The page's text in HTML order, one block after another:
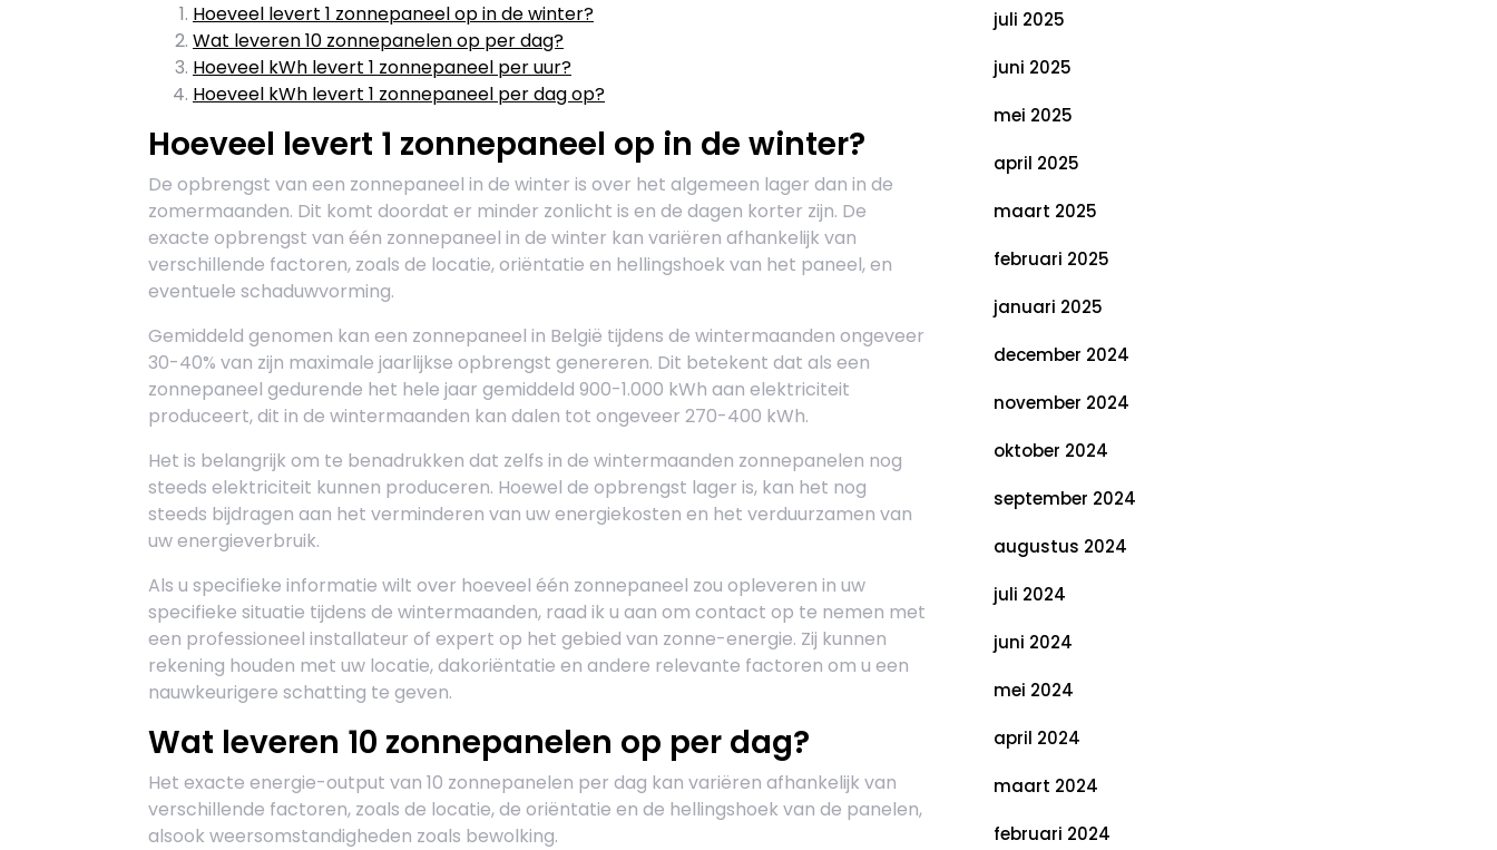
Hoeveel levert 1 zonnepaneel op in de winter?
Wat leveren 10 zonnepanelen op per dag?
Hoeveel kWh levert 1 zonnepaneel per uur?
Hoeveel kWh levert 1 zonnepaneel per dag op?
Hoeveel levert 1 zonnepaneel op in de winter?
De opbrengst van een zonnepaneel in de winter is over het algemeen lager dan in de
zomermaanden. Dit komt doordat er minder zonlicht is en de dagen korter zijn. De
exacte opbrengst van één zonnepaneel in de winter kan variëren afhankelijk van
verschillende factoren, zoals de locatie, oriëntatie en hellingshoek van het paneel, en
eventuele schaduwvorming.
Gemiddeld genomen kan een zonnepaneel in België tijdens de wintermaanden ongeveer
30-40% van zijn maximale jaarlijkse opbrengst genereren. Dit betekent dat als een
zonnepaneel gedurende het hele jaar gemiddeld 900-1.000 kWh aan elektriciteit
produceert, dit in de wintermaanden kan dalen tot ongeveer 270-400 kWh.
Het is belangrijk om te benadrukken dat zelfs in de wintermaanden zonnepanelen nog
steeds elektriciteit kunnen produceren. Hoewel de opbrengst lager is, kan het nog
steeds bijdragen aan het verminderen van uw energiekosten en het verduurzamen van
uw energieverbruik.
Als u specifieke informatie wilt over hoeveel één zonnepaneel zou opleveren in uw
specifieke situatie tijdens de wintermaanden, raad ik u aan om contact op te nemen met
een professioneel installateur of expert op het gebied van zonne-energie. Zij kunnen
rekening houden met uw locatie, dakoriëntatie en andere relevante factoren om u een
nauwkeurigere schatting te geven.
Wat leveren 10 zonnepanelen op per dag?
Het exacte energie-output van 10 zonnepanelen per dag kan variëren afhankelijk van
verschillende factoren, zoals de locatie, de oriëntatie en de hellingshoek van de panelen,
alsook weersomstandigheden zoals bewolking.
juli 2025
juni 2025
mei 2025
april 2025
maart 2025
februari 2025
januari 2025
december 2024
november 2024
oktober 2024
september 2024
augustus 2024
juli 2024
juni 2024
mei 2024
april 2024
maart 2024
februari 2024